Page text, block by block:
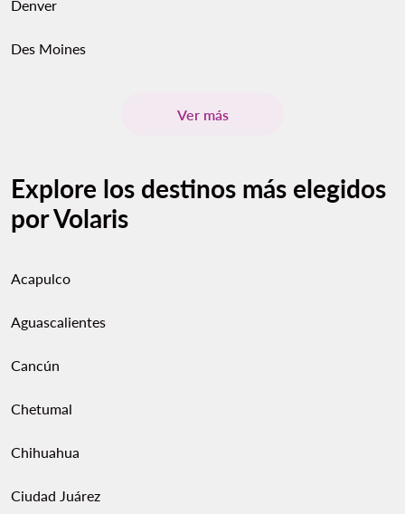
Denver
Des Moines
Ver más
Explore los destinos más elegidos
por Volaris
Acapulco
Aguascalientes
Cancún
Chetumal
Chihuahua
Ciudad Juárez